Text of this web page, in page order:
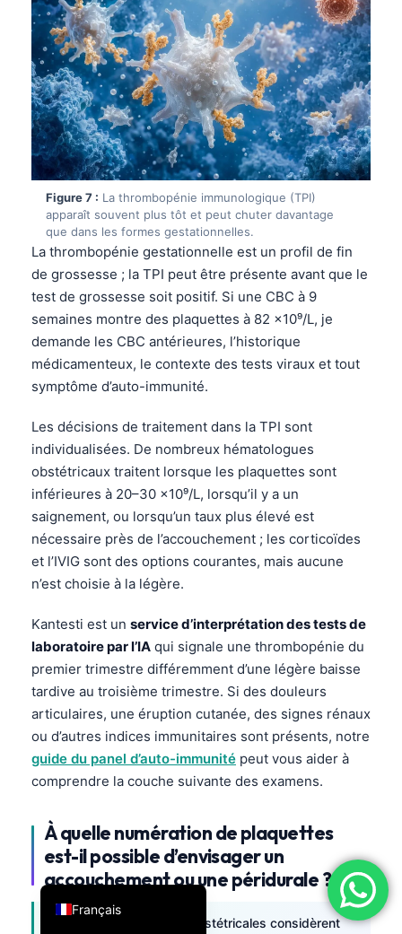
Figure 7 : La thrombopénie immunologique (TPI)
apparaît souvent plus tôt et peut chuter davantage
que dans les formes gestationnelles.
La thrombopénie gestationnelle est un profil de fin
de grossesse ; la TPI peut être présente avant que le
test de grossesse soit positif. Si une CBC à 9
semaines montre des plaquettes à 82 ×10⁹/L, je
demande les CBC antérieures, l’historique
médicamenteux, le contexte des tests viraux et tout
symptôme d’auto-immunité.
Les décisions de traitement dans la TPI sont
individualisées. De nombreux hématologues
obstétricaux traitent lorsque les plaquettes sont
inférieures à 20–30 ×10⁹/L, lorsqu’il y a un
saignement, ou lorsqu’un taux plus élevé est
nécessaire près de l’accouchement ; les corticoïdes
et l’IVIG sont des options courantes, mais aucune
n’est choisie à la légère.
Kantesti est un service d’interprétation des tests de
laboratoire par l’IA qui signale une thrombopénie du
premier trimestre différemment d’une légère baisse
tardive au troisième trimestre. Si des douleurs
articulaires, une éruption cutanée, des signes rénaux
ou d’autres indices immunitaires sont présents, notre
guide du panel d’auto-immunité peut vous aider à
comprendre la couche suivante des examens.
À quelle numération de plaquettes
est-il possible d’envisager un
accouchement ou une péridurale ?
La plupart des équipes obstétricales considèrent
Français
English
Deutsch
עִבְרִית
Italiano
Español
Português
Ελληνικά
Türkçe
简体中文
فارسی
Български
Dansk
Nederlands
हिन्दी
Íslenska
Српски језик
Bosanski
Azərbaycan dili
Eesti
日本語
Čeština
ქართული
Русский
Lietuvių kalba
Polski